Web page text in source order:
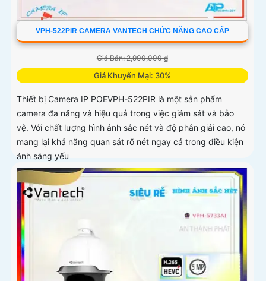
VPH-522PIR CAMERA VANTECH CHỨC NĂNG CAO CẤP
Giá Bán: 2,900,000 ₫
Giá Khuyến Mại: 30%
Thiết bị Camera IP POEVPH-522PIR là một sản phẩm
camera đa năng và hiệu quả trong việc giám sát và bảo
vệ. Với chất lượng hình ảnh sắc nét và độ phân giải cao, nó
mang lại khả năng quan sát rõ nét ngay cả trong điều kiện
ánh sáng yếu